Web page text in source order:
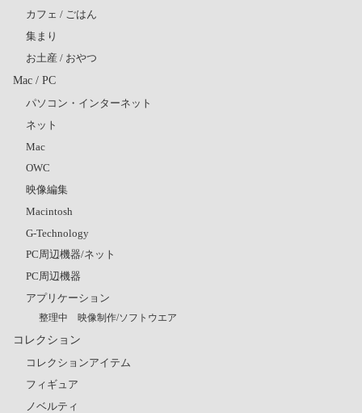
カフェ / ごはん
集まり
お土産 / おやつ
Mac / PC
パソコン・インターネット
ネット
Mac
OWC
映像編集
Macintosh
G-Technology
PC周辺機器/ネット
PC周辺機器
アプリケーション
整理中 映像制作/ソフトウエア
コレクション
コレクションアイテム
フィギュア
ノベルティ